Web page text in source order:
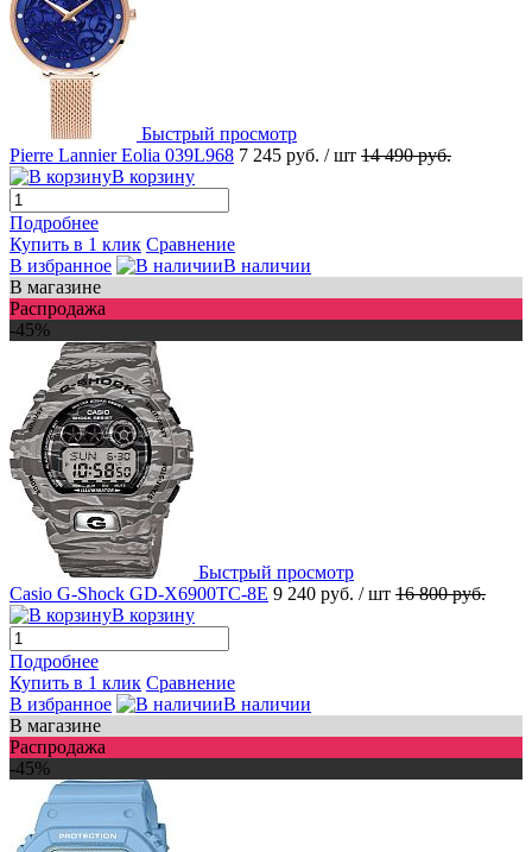
Быстрый просмотр
Pierre Lannier Eolia 039L968 7 245 руб. / шт 14 490 руб.
В корзину
Подробнее
Купить в 1 клик Сравнение
В избранное
В наличии
В магазине
Распродажа
-45%
Быстрый просмотр
Casio G-Shock GD-X6900TC-8E 9 240 руб. / шт 16 800 руб.
В корзину
Подробнее
Купить в 1 клик Сравнение
В избранное
В наличии
В магазине
Распродажа
-45%